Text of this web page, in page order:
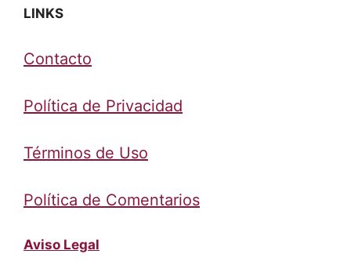
LINKS
Contacto
Política de Privacidad
Términos de Uso
Política de Comentarios
Aviso Legal